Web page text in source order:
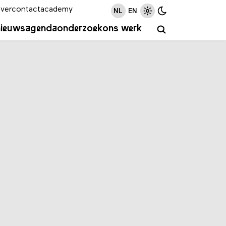
agendaonderzoekons werk
contactacademy NL EN